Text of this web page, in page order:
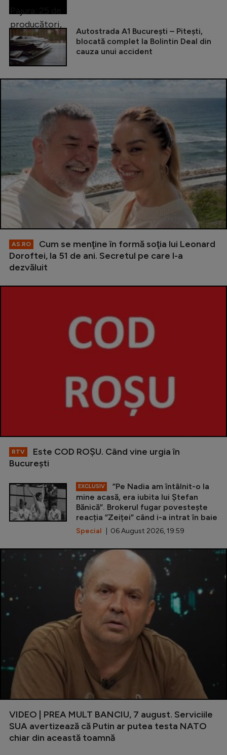
Autostrada A1 București – Pitești,
blocată complet la Bolintin Deal din
cauza unui accident
AS.RO
Cum se menţine în formă soţia lui Leonard
Doroftei, la 51 de ani. Secretul pe care l-a
dezvăluit
RTV
Este COD ROŞU. Când vine urgia în
Bucureşti
EXCLUSIV
”Pe Nadia am întâlnit-o la
mine acasă, era iubita lui Ștefan
Bănică”. Brokerul fugar povestește
reacția ”Zeiței” când i-a intrat în baie
Special | 06 August 2026, 19:59
VIDEO | PREA MULT BANCIU, 7 august. Serviciile
SUA avertizează că Putin ar putea testa NATO
chiar din această toamnă